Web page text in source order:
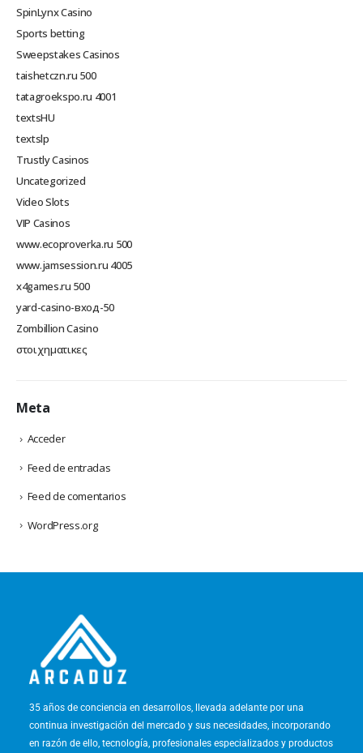
SpinLynx Casino
Sports betting
Sweepstakes Casinos
taishetczn.ru 500
tatagroekspo.ru 4001
textsHU
textslp
Trustly Casinos
Uncategorized
Video Slots
VIP Casinos
www.ecoproverka.ru 500
www.jamsession.ru 4005
x4games.ru 500
yard-casino-вход-50
Zombillion Casino
στοιχηματικες
Meta
Acceder
Feed de entradas
Feed de comentarios
WordPress.org
35 años de conciencia en desarrollos, llevada adelante por una
continua investigación del mercado y sus necesidades, incorporando
en razón de ello, tecnología, profesionales especializados y productos